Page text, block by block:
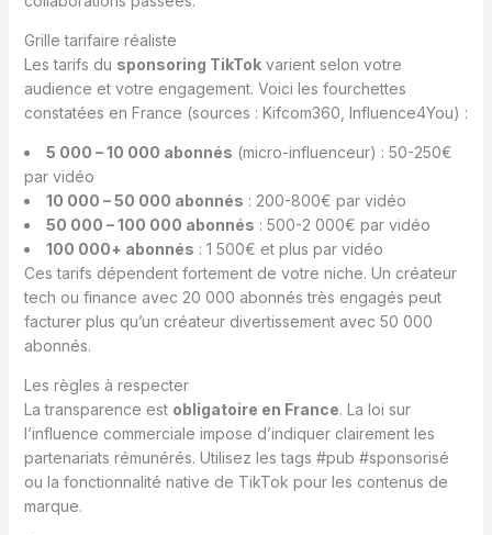
Grille tarifaire réaliste
Les tarifs du sponsoring TikTokvarient selon votre
audience et votre engagement. Voici les fourchettes
constatées en France (sources : Kifcom360, Influence4You) :
5 000 – 10 000 abonnés (micro-influenceur) : 50-250€
par vidéo
10 000 – 50 000 abonnés : 200-800€ par vidéo
50 000 – 100 000 abonnés : 500-2 000€ par vidéo
100 000+ abonnés : 1 500€ et plus par vidéo
Ces tarifs dépendent fortement de votre niche. Un créateur
tech ou finance avec 20 000 abonnés très engagés peut
facturer plus qu’un créateur divertissement avec 50 000
abonnés.
Les règles à respecter
La transparence est obligatoire en France. La loi sur
l’influence commerciale impose d’indiquer clairement les
partenariats rémunérés. Utilisez les tags #pub #sponsorisé
ou la fonctionnalité native de TikTok pour les contenus de
marque.